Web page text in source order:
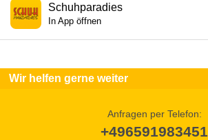
Schuhparadies
In App öffnen
Wir helfen gerne weiter
Anfragen per Telefon:
+496591983451